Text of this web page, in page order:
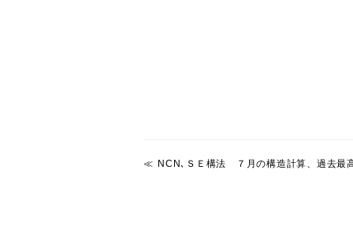
NCN､ＳＥ構法 ７月の構造計算、過去最